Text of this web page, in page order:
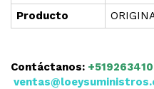
Producto
Contáctanos: